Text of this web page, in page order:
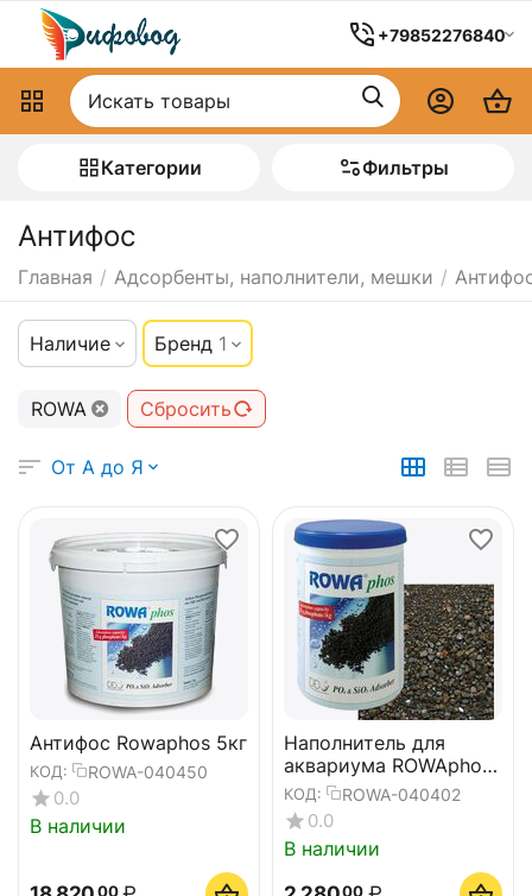
+79852276840
Категории Фильтры
Антифос
Главная / Адсорбенты, наполнители, мешки /
Наличие Бренд 1
ROWA Сбросить
От А до Я
Антифос Rowaphos 5кг
КОД: ROWA-040450
0.0
В наличии
00
Наполнитель для
аквариума ROWAphos,
250gr
КОД: ROWA-040402
0.0
В наличии
00